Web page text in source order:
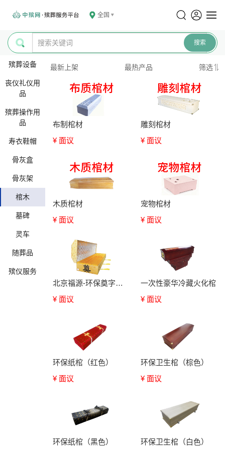
全国
殡葬设备
丧仪礼仪用
品
殡葬操作用
品
寿衣鞋帽
骨灰盒
骨灰架
棺木
墓碑
灵车
随葬品
殡仪服务
最新上架 最热产品 筛选
布制棺材
¥ 面议
雕刻棺材
¥ 面议
木质棺材
¥ 面议
宠物棺材
¥ 面议
北京福源-环保奠字绵锻棺
¥ 面议
一次性豪华冷藏火化棺
¥ 面议
环保纸棺（红色）
¥ 面议
环保卫生棺（棕色）
¥ 面议
环保纸棺（黑色） 环保卫生棺（白色）